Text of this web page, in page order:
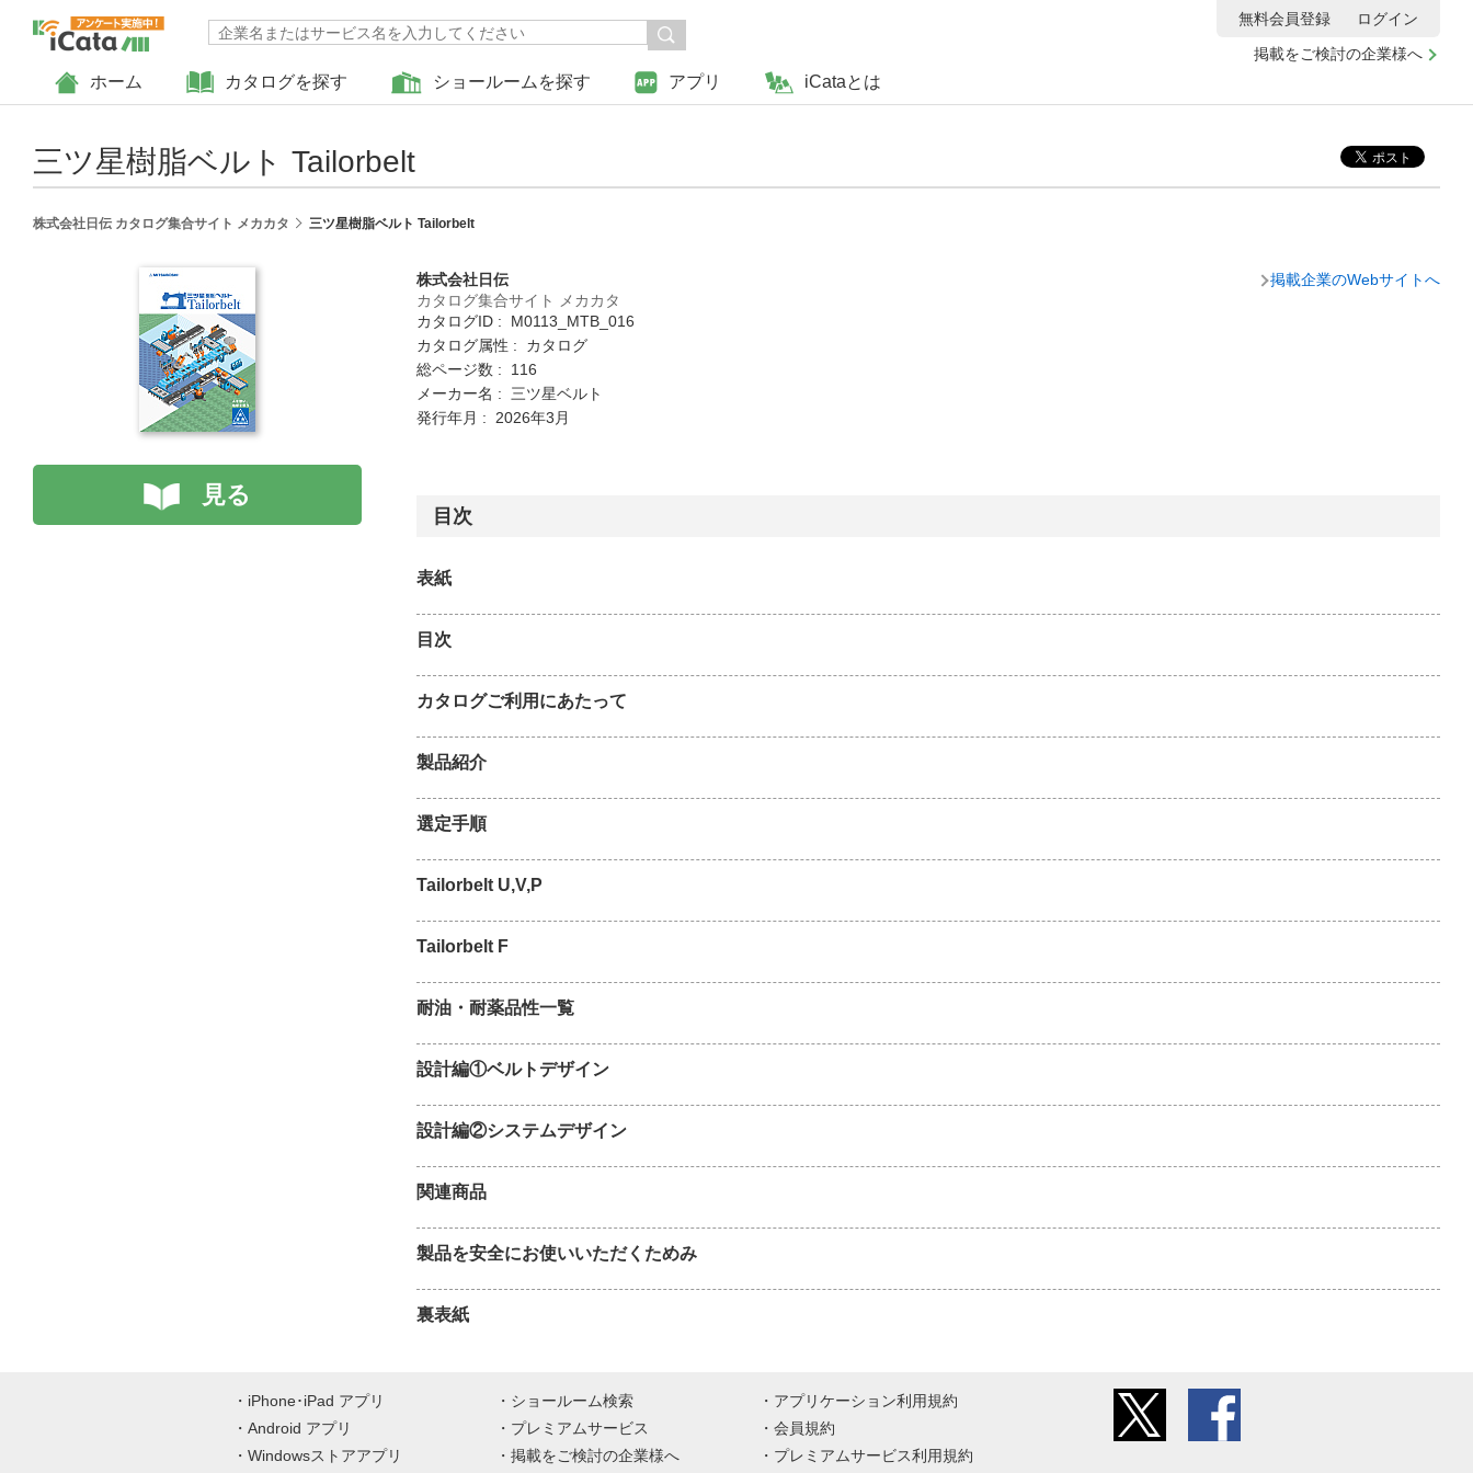
ホーム カタログを探す ショールームを探す アプリ iCataとは
掲載をご検討の企業様へ
無料会員登録 ログイン
三ツ星樹脂ベルト Tailorbelt
株式会社日伝 カタログ集合サイト メカカタ 三ツ星樹脂ベルト Tailorbelt
見る
株式会社日伝
カタログ集合サイト メカカタ
カタログID : M0113_MTB_016
カタログ属性 : カタログ
総ページ数 : 116
メーカー名 : 三ツ星ベルト
発行年月 : 2026年3月
掲載企業のWebサイトへ
目次
表紙
目次
カタログご利用にあたって
製品紹介
選定手順
Tailorbelt U,V,P
Tailorbelt F
耐油・耐薬品性一覧
設計編①ベルトデザイン
設計編②システムデザイン
関連商品
製品を安全にお使いいただくためみ
裏表紙
iPhone･iPad アプリ
Android アプリ
Windowsストアアプリ
ショールーム検索
プレミアムサービス
掲載をご検討の企業様へ
アプリケーション利用規約
会員規約
プレミアムサービス利用規約